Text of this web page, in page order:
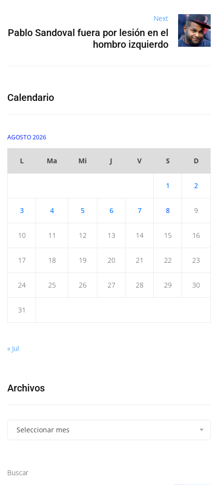
Next
Pablo Sandoval fuera por lesión en el
hombro izquierdo
Calendario
AGOSTO 2026
L Ma Mi J V S D
1 2
3 4 5 6 7 8 9
10 11 12 13 14 15 16
17 18 19 20 21 22 23
24 25 26 27 28 29 30
31
« Jul
Archivos
Seleccionar mes
Buscar